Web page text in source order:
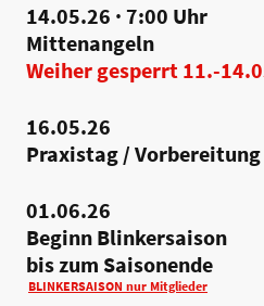
14.05.26 · 7:00 Uhr
Mittenangeln
Weiher gesperrt 11.-
16.05.26
Praxistag /
01.06.26
Beginn Blinkersaison
bis zum Saisonende
BLINKERSAISON nur Mitglieder